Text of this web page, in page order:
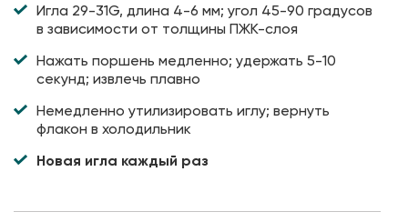
Игла 29-31G, длина 4-6 мм; угол 45-90 градусов
в зависимости от толщины ПЖК-слоя
Нажать поршень медленно; удержать 5-10
секунд; извлечь плавно
Немедленно утилизировать иглу; вернуть
флакон в холодильник
Новая игла каждый раз